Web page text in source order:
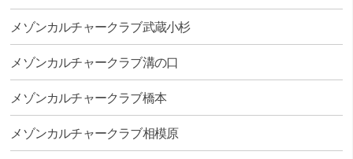
メゾンカルチャークラブ武蔵小杉
メゾンカルチャークラブ溝の口
メゾンカルチャークラブ橋本
メゾンカルチャークラブ相模原